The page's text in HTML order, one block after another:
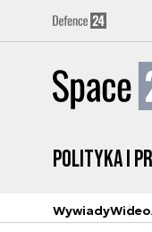
Polityka i
WywiadyWideo